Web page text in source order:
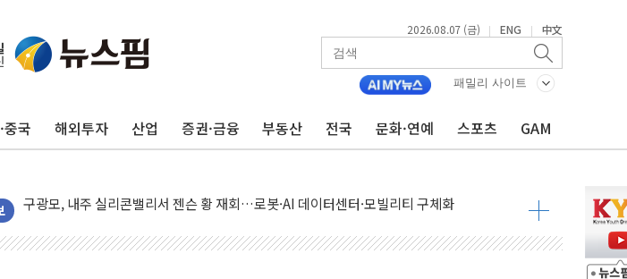
2026.08.07 (금) | ENG | 中文
패밀리 사이트
중국 해외투자 산업 증권·금융 부동산 전국 문화·연예 스포츠 GAM
유럽증시, 견조한 실적 소화하며 대부분 상승… "2분기 기업 순이익 21% 증가" 전망
리투아니아 국방 "러, 우크라 드론으로 나토 회원국 공격 검토… 거짓 깃발 작전"
뉴욕증시 개장 전 특징주...모더나·아이온큐·도어대시↑ VS 샌디스크·피그마·앱러빈↓
김정관 장관 "영업이익 N% 성과급 반대…상법·자본시장법 개정 논의"